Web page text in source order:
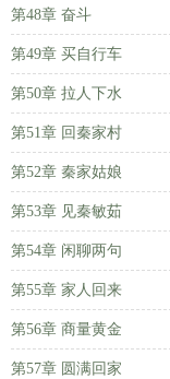
第48章 奋斗
第49章 买自行车
第50章 拉人下水
第51章 回秦家村
第52章 秦家姑娘
第53章 见秦敏茹
第54章 闲聊两句
第55章 家人回来
第56章 商量黄金
第57章 圆满回家